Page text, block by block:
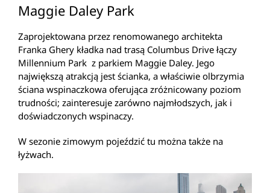
Maggie Daley Park
Zaprojektowana przez renomowanego architekta
Franka Ghery kładka nad trasą Columbus Drive łączy
Millennium Park z parkiem Maggie Daley. Jego
największą atrakcją jest ścianka, a właściwie olbrzymia
ściana wspinaczkowa oferująca zróżnicowany poziom
trudności; zainteresuje zarówno najmłodszych, jak i
doświadczonych wspinaczy.
W sezonie zimowym pojeździć tu można także na
łyżwach.